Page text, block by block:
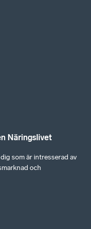
Näringslivet
som är intresserad av
och